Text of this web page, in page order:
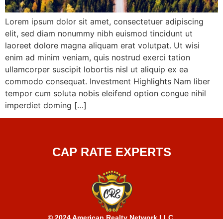
Lorem ipsum dolor sit amet, consectetuer adipiscing
elit, sed diam nonummy nibh euismod tincidunt ut
laoreet dolore magna aliquam erat volutpat. Ut wisi
enim ad minim veniam, quis nostrud exerci tation
ullamcorper suscipit lobortis nisl ut aliquip ex ea
commodo consequat. Investment Highlights Nam liber
tempor cum soluta nobis eleifend option congue nihil
imperdiet doming […]
CAP RATE EXPERTS